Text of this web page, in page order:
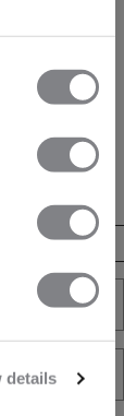
details
42/44